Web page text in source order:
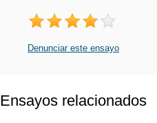
Denunciar este ensayo
Ensayos relacionados